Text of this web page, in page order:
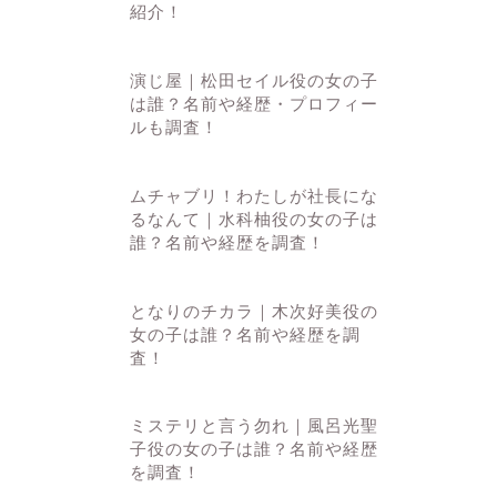
紹介！
演じ屋｜松田セイル役の女の子
は誰？名前や経歴・プロフィー
ルも調査！
ムチャブリ！わたしが社長にな
るなんて｜水科柚役の女の子は
誰？名前や経歴を調査！
となりのチカラ｜木次好美役の
女の子は誰？名前や経歴を調
査！
ミステリと言う勿れ｜風呂光聖
子役の女の子は誰？名前や経歴
を調査！